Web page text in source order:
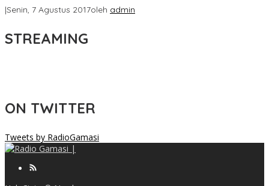
|Senin, 7 Agustus 2017oleh admin
STREAMING
ON TWITTER
Tweets by RadioGamasi